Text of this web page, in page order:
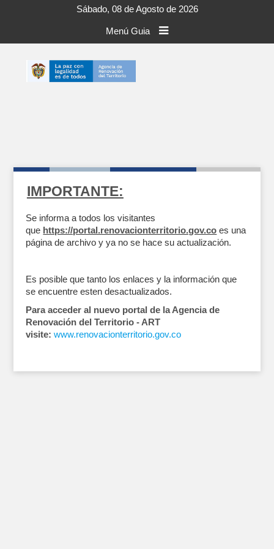
Sábado, 08 de Agosto de 2026
Menú Guia
IMPORTANTE:
Se informa a todos los visitantes
que https://portal.renovacionterritorio.gov.co es una
página de archivo y ya no se hace su actualización.
Es posible que tanto los enlaces y la información que
se encuentre esten desactualizados.
Para acceder al nuevo portal de la Agencia de
Renovación del Territorio - ART
visite: www.renovacionterritorio.gov.co